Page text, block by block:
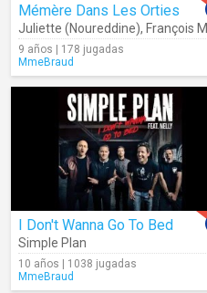
Mémère Dans Les Orties
Juliette (Noureddine), François Morel
9 años | 178 jugadas
MmeBraud
I Don't Wanna Go To Bed
Simple Plan
10 años | 1038 jugadas
MmeBraud